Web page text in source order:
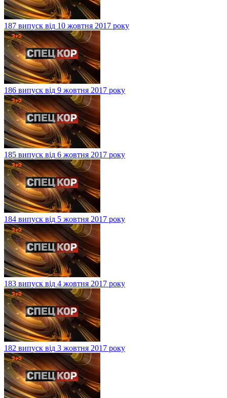
187 випуск від 10 жовтня 2017 року
186 випуск від 9 жовтня 2017 року
185 випуск від 6 жовтня 2017 року
184 випуск від 5 жовтня 2017 року
183 випуск від 4 жовтня 2017 року
182 випуск від 3 жовтня 2017 року